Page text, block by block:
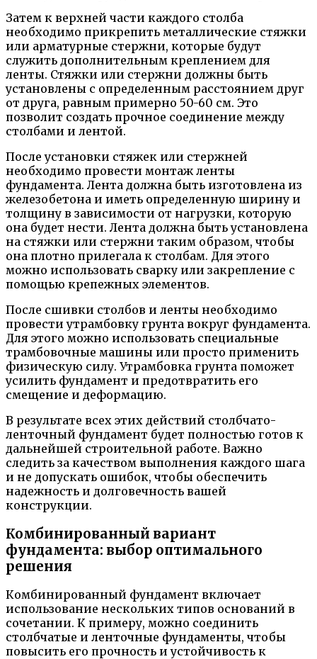
Затем к верхней части каждого столба
необходимо прикрепить металлические стяжки
или арматурные стержни, которые будут
служить дополнительным креплением для
ленты. Стяжки или стержни должны быть
установлены с определенным расстоянием друг
от друга, равным примерно 50-60 см. Это
позволит создать прочное соединение между
столбами и лентой.
После установки стяжек или стержней
необходимо провести монтаж ленты
фундамента. Лента должна быть изготовлена из
железобетона и иметь определенную ширину и
толщину в зависимости от нагрузки, которую
она будет нести. Лента должна быть установлена
на стяжки или стержни таким образом, чтобы
она плотно прилегала к столбам. Для этого
можно использовать сварку или закрепление с
помощью крепежных элементов.
После сшивки столбов и ленты необходимо
провести утрамбовку грунта вокруг фундамента.
Для этого можно использовать специальные
трамбовочные машины или просто применить
физическую силу. Утрамбовка грунта поможет
усилить фундамент и предотвратить его
смещение и деформацию.
В результате всех этих действий столбчато-
ленточный фундамент будет полностью готов к
дальнейшей строительной работе. Важно
следить за качеством выполнения каждого шага
и не допускать ошибок, чтобы обеспечить
надежность и долговечность вашей
конструкции.
Комбинированный вариант
фундамента: выбор оптимального
решения
Комбинированный фундамент включает
использование нескольких типов оснований в
сочетании. К примеру, можно соединить
столбчатые и ленточные фундаменты, чтобы
повысить его прочность и устойчивость к